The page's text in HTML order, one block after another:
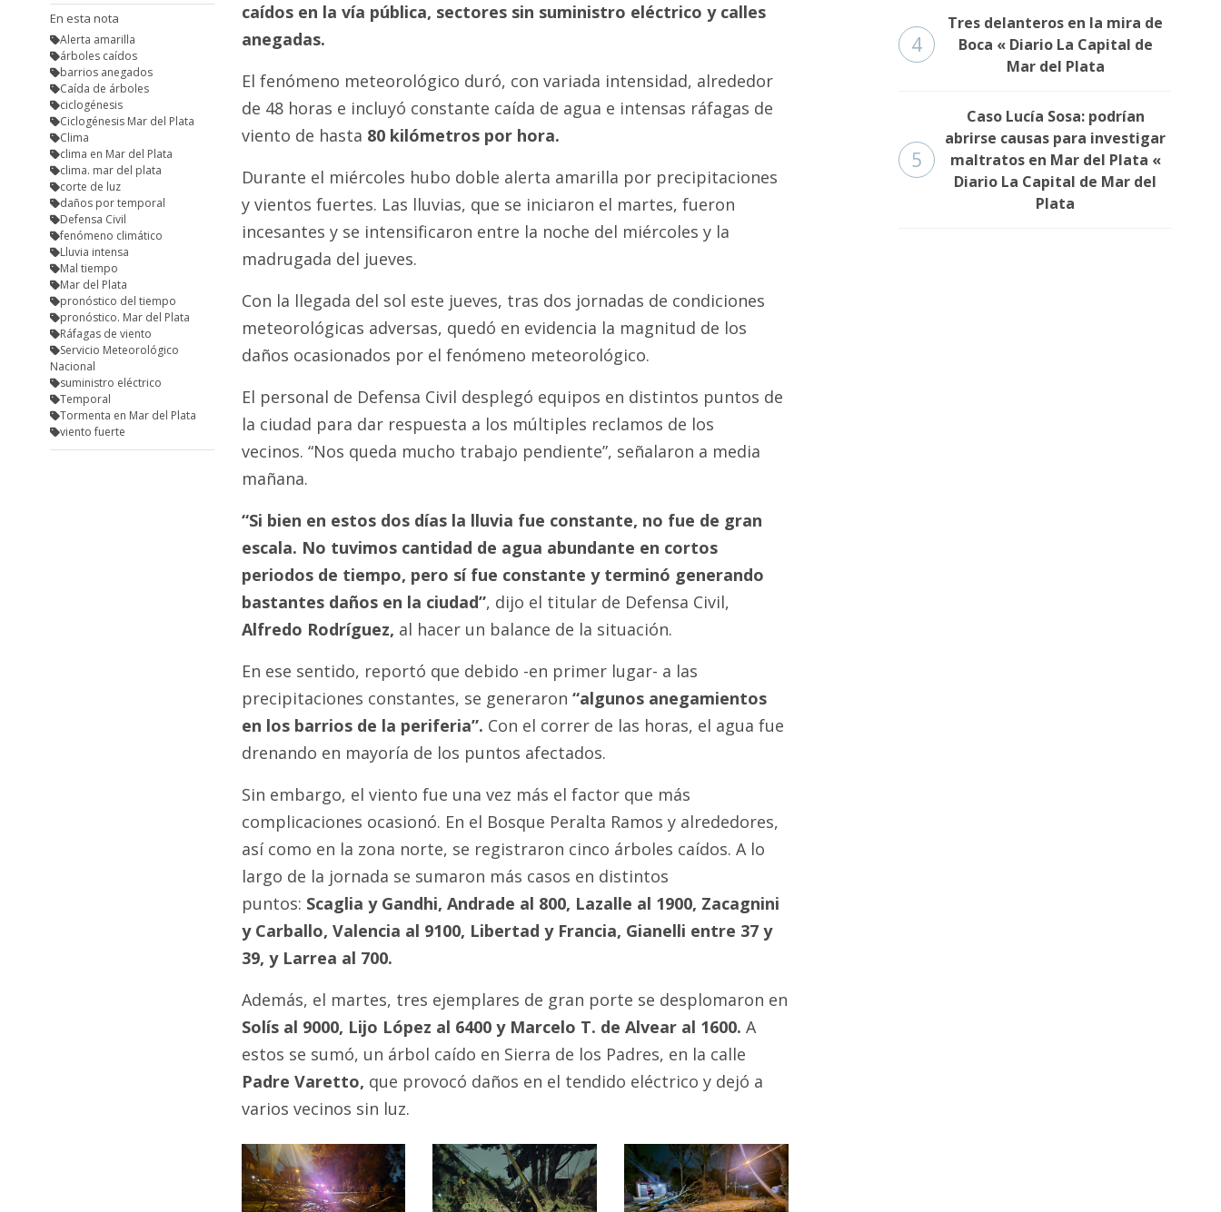
En esta nota
Alerta amarilla
árboles caídos
barrios anegados
Caída de árboles
ciclogénesis
Ciclogénesis Mar del Plata
Clima
clima en Mar del Plata
clima. mar del plata
corte de luz
daños por temporal
Defensa Civil
fenómeno climático
Lluvia intensa
Mal tiempo
Mar del Plata
pronóstico del tiempo
pronóstico. Mar del Plata
Ráfagas de viento
Servicio Meteorológico
Nacional
suministro eléctrico
Temporal
Tormenta en Mar del Plata
viento fuerte
caídos en la vía pública, sectores sin suministro eléctrico y calles
anegadas.
El fenómeno meteorológico duró, con variada intensidad, alrededor
de 48 horas e incluyó constante caída de agua e intensas ráfagas de
viento de hasta 80 kilómetros por hora.
Durante el miércoles hubo doble alerta amarilla por precipitaciones
y vientos fuertes. Las lluvias, que se iniciaron el martes, fueron
incesantes y se intensificaron entre la noche del miércoles y la
madrugada del jueves.
Con la llegada del sol este jueves, tras dos jornadas de condiciones
meteorológicas adversas, quedó en evidencia la magnitud de los
daños ocasionados por el fenómeno meteorológico.
El personal de Defensa Civil desplegó equipos en distintos puntos de
la ciudad para dar respuesta a los múltiples reclamos de los
vecinos. “Nos queda mucho trabajo pendiente”, señalaron a media
mañana.
“Si bien en estos dos días la lluvia fue constante, no fue de gran
escala. No tuvimos cantidad de agua abundante en cortos
periodos de tiempo, pero sí fue constante y terminó generando
bastantes daños en la ciudad”, dijo el titular de Defensa Civil,
Alfredo Rodríguez, al hacer un balance de la situación.
En ese sentido, reportó que debido -en primer lugar- a las
precipitaciones constantes, se generaron “algunos anegamientos
en los barrios de la periferia”. Con el correr de las horas, el agua fue
drenando en mayoría de los puntos afectados.
Sin embargo, el viento fue una vez más el factor que más
complicaciones ocasionó. En el Bosque Peralta Ramos y alrededores,
así como en la zona norte, se registraron cinco árboles caídos. A lo
largo de la jornada se sumaron más casos en distintos
puntos: Scaglia y Gandhi, Andrade al 800, Lazalle al 1900, Zacagnini
y Carballo, Valencia al 9100, Libertad y Francia, Gianelli entre 37 y
39, y Larrea al 700.
Además, el martes, tres ejemplares de gran porte se desplomaron en
Solís al 9000, Lijo López al 6400 y Marcelo T. de Alvear al 1600. A
estos se sumó, un árbol caído en Sierra de los Padres, en la calle
Padre Varetto, que provocó daños en el tendido eléctrico y dejó a
varios vecinos sin luz.
4
Tres delanteros en la mira de
Boca « Diario La Capital de
Mar del Plata
5
Caso Lucía Sosa: podrían
abrirse causas para investigar
maltratos en Mar del Plata «
Diario La Capital de Mar del
Plata